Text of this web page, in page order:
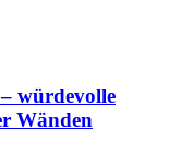
würdevolle
Wänden